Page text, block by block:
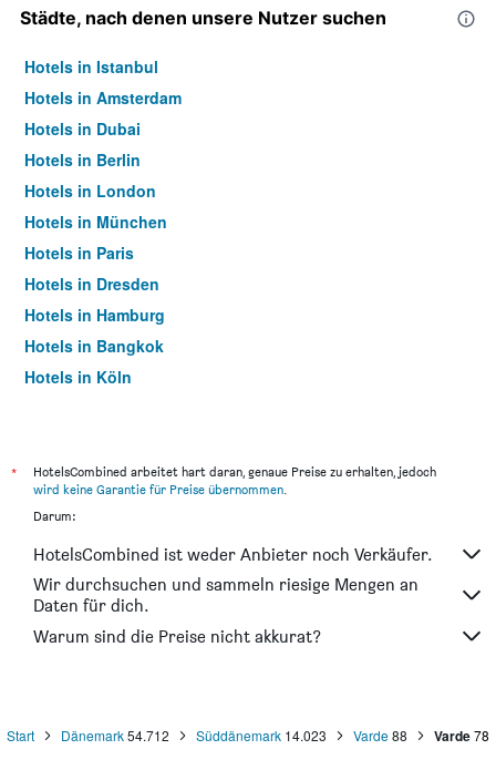
Städte, nach denen unsere Nutzer suchen
Hotels in Istanbul
Hotels in Amsterdam
Hotels in Dubai
Hotels in Berlin
Hotels in London
Hotels in München
Hotels in Paris
Hotels in Dresden
Hotels in Hamburg
Hotels in Bangkok
Hotels in Köln
*
HotelsCombined arbeitet hart daran, genaue Preise zu erhalten, jedoch
wird keine Garantie für Preise übernommen.
Darum:
HotelsCombined ist weder Anbieter noch Verkäufer.
Wir durchsuchen und sammeln riesige Mengen an
Daten für dich.
Warum sind die Preise nicht akkurat?
Start Dänemark54.712 Süddänemark 14.023 Varde88 Varde78